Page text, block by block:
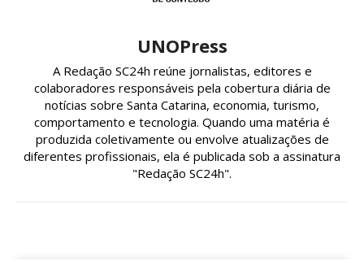
UNOPress
A Redação SC24h reúne jornalistas, editores e
colaboradores responsáveis pela cobertura diária de
notícias sobre Santa Catarina, economia, turismo,
comportamento e tecnologia. Quando uma matéria é
produzida coletivamente ou envolve atualizações de
diferentes profissionais, ela é publicada sob a assinatura
"Redação SC24h".